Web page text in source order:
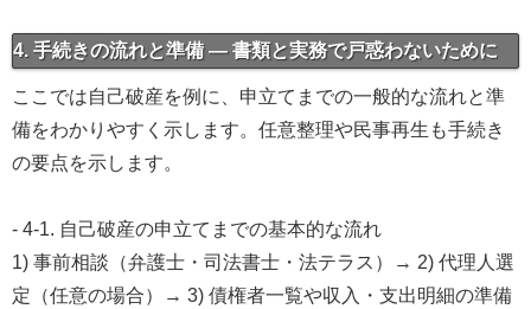
4. 手続きの流れと準備 — 書類と実務で戸惑わないために
ここでは自己破産を例に、申立てまでの一般的な流れと準
備をわかりやすく示します。任意整理や民事再生も手続き
の要点を示します。
- 4-1. 自己破産の申立てまでの基本的な流れ
1) 事前相談（弁護士・司法書士・法テラス）→ 2) 代理人選
定（任意の場合）→ 3) 債権者一覧や収入・支出明細の準備